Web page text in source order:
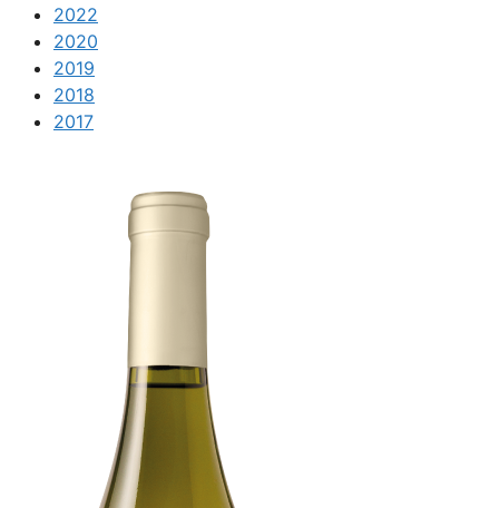
2022
2020
2019
2018
2017